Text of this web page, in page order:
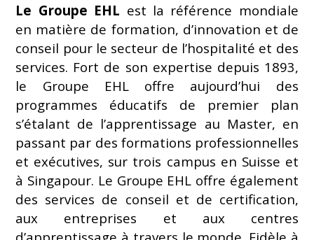
Le Groupe EHL est la référence mondiale
en matière de formation, d’innovation et de
conseil pour le secteur de l’hospitalité et des
services. Fort de son expertise depuis 1893,
le Groupe EHL offre aujourd’hui des
programmes éducatifs de premier plan
s’étalant de l’apprentissage au Master, en
passant par des formations professionnelles
et exécutives, sur trois campus en Suisse et
à Singapour. Le Groupe EHL offre également
des services de conseil et de certification,
aux entreprises et aux centres